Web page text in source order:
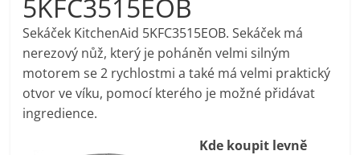
pračky,
televize,
notebooky,
5KFC3515EOB
Sekáček KitchenAid 5KFC3515EOB. Sekáček má
nerezový nůž, který je poháněn velmi silným
motorem se 2 rychlostmi a také má velmi praktický
otvor ve víku, pomocí kterého je možné přidávat
ingredience.
Kde koupit levně